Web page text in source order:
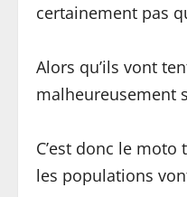
certainement pas
Alors qu’ils vont
malheureusement
C’est donc le
les populations